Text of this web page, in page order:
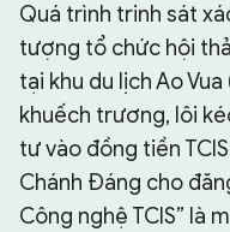
Quá trình trinh sát
tượng tổ chức hội
tại khu du lịch Ao Vua
khuếch trương, lôi
tư vào đồng tiền
Chánh Đáng cho
Công nghệ TCIS” là